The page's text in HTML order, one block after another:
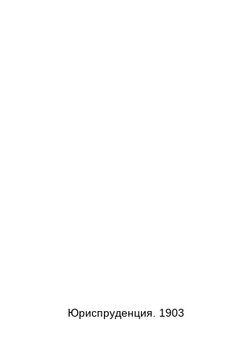
Юриспруденция. 1903